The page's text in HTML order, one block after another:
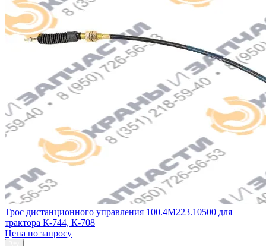
Трос дистанционного управления 100.4М223.10500 для
трактора К-744, К-708
Цена по запросу